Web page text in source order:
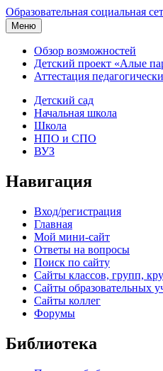
Образовательная социальная
Меню
Обзор возможностей
Детский проект «Алые
Аттестация
Детский сад
Начальная школа
Школа
НПО и СПО
ВУЗ
Навигация
Вход/регистрация
Главная
Мой мини-сайт
Ответы на вопросы
Поиск по сайту
Сайты классов, групп,
Сайты образовательных
Сайты коллег
Форумы
Библиотека